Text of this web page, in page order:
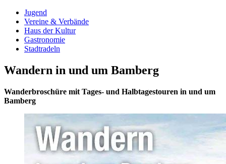
Jugend
Vereine & Verbände
Haus der Kultur
Gastronomie
Stadtradeln
Wandern in und um Bamberg
Wanderbroschüre mit Tages- und Halbtagestouren in und um
Bamberg